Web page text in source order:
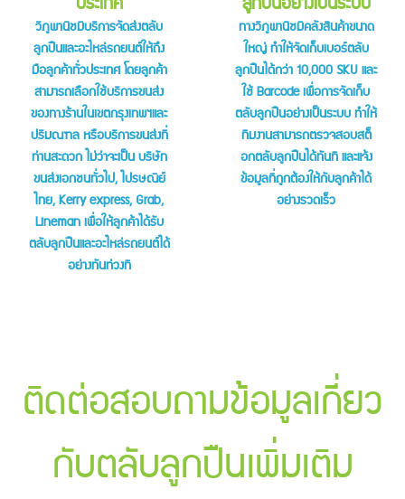
วิภูพานิชมีบริการจัดส่งตลับ
ลูกปืนและอะไหล่รถยนต์ให้ถึง
มือลูกค้าทั่วประเทศ โดยลูกค้า
สามารถเลือกใช้บริการขนส่ง
ของทางร้านในเขตกรุงเทพฯและ
ปริมณฑล หรือบริการขนส่งที่
ท่านสะดวก ไม่ว่าจะเป็น บริษัท
ขนส่งเอกชนทั่วไป, ไปรษณีย์
ไทย, Kerry express, Grab,
Lineman เพื่อให้ลูกค้าได้รับ
ตลับลูกปืนและอะไหล่รถยนต์ได้
อย่างทันท่วงที
ทางวิภูพานิชมีคลังสินค้าขนาด
ใหญ่ ทำให้จัดเก็บเบอร์ตลับ
ลูกปืนได้กว่า 10,000 SKU และ
ใช้ Barcode เพื่อการจัดเก็บ
ตลับลูกปืนอย่างเป็นระบบ ทำให้
ทีมงานสามารถตรวจสอบสต็
อกตลับลูกปืนได้ทันที และแจ้ง
ข้อมูลที่ถูกต้องให้กับลูกค้าได้
อย่างรวดเร็ว
ติดต่อสอบถามข้อมูลเกี่ยว
กับตลับลูกปืนเพิ่มเติม